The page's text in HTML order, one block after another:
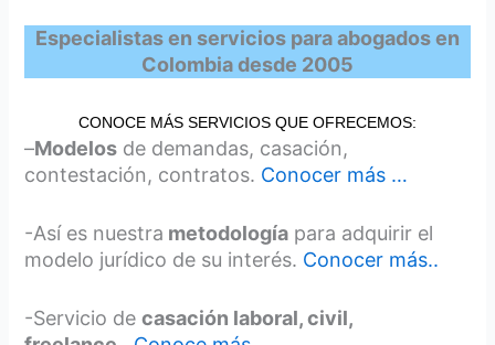
Especialistas en servicios para abogados en
Colombia desde 2005
CONOCE MÁS SERVICIOS QUE OFRECEMOS:
–Modelos de demandas, casación,
contestación, contratos. Conocer más …
-Así es nuestra metodología para adquirir el
modelo jurídico de su interés. Conocer más..
-Servicio decasación laboral, civil,